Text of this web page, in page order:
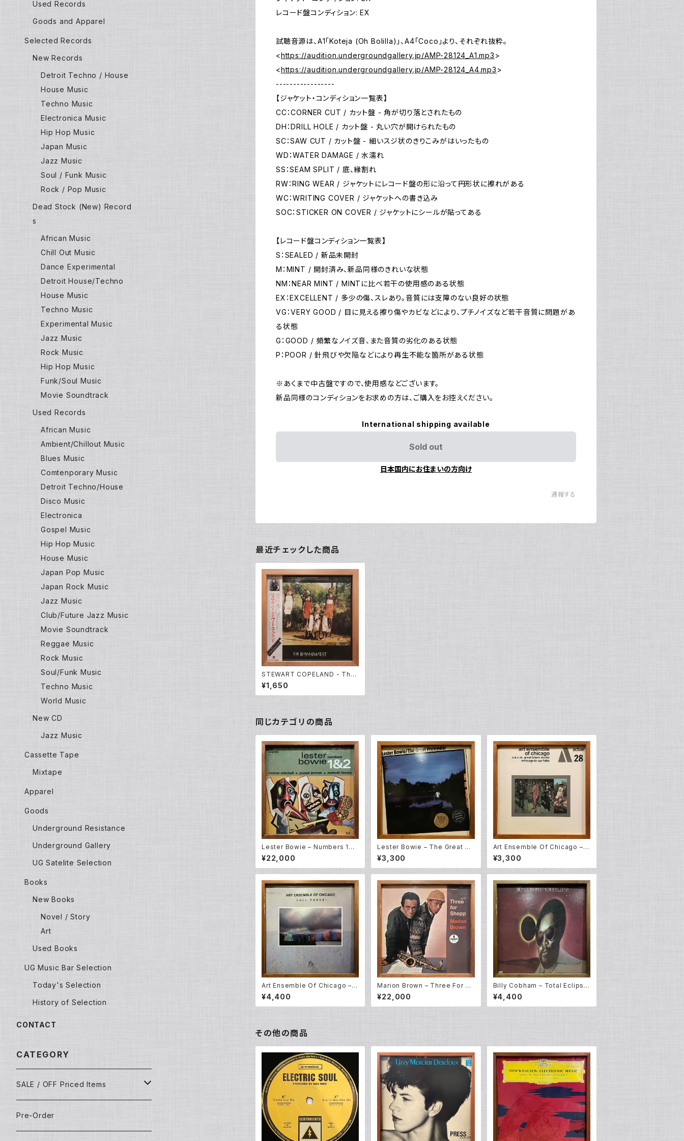
レコード盤コンディション: EX
試聴音源は、A1「Koteja (Oh Bolilla)」、A4「Coco」より、それぞれ抜粋。
<https://audition.undergroundgallery.jp/AMP-28124_A1.mp3 >
<https://audition.undergroundgallery.jp/AMP-28124_A4.mp3 >
-----------------
【ジャケット・コンディション一覧表】
CC：CORNER CUT / カット盤 - 角が切り落とされたもの
DH：DRILL HOLE / カット盤 - 丸い穴が開けられたもの
SC：SAW CUT / カット盤 - 細いスジ状のきりこみがはいったもの
WD：WATER DAMAGE / 水濡れ
SS：SEAM SPLIT / 底、縁割れ
RW：RING WEAR / ジャケットにレコード盤の形に沿って円形状に擦れがある
WC：WRITING COVER / ジャケットへの書き込み
SOC：STICKER ON COVER / ジャケットにシールが貼ってある
【レコード盤コンディション一覧表】
S：SEALED / 新品未開封
M：MINT / 開封済み、新品同様のきれいな状態
NM：NEAR MINT / MINTに比べ若干の使用感のある状態
EX：EXCELLENT / 多少の傷、スレあり。音質には支障のない良好の状態
VG：VERY GOOD / 目に見える擦り傷やカビなどにより、プチノイズなど若干音質に問題があ
る状態
G：GOOD / 頻繁なノイズ音、また音質の劣化のある状態
P：POOR / 針飛びや欠陥などにより再生不能な箇所がある状態
※あくまで中古盤ですので、使用感などございます。
新品同様のコンディションをお求めの方は、ご購入をお控えください。
International shipping available
Sold out
日本国内にお住まいの方向け
通報する
最近チェックした商品
STEWART COPELAND - The
Rhythmatist (LP)
¥1,650
同じカテゴリの商品
Lester Bowie – Numbers 1&2
(LP)
¥22,000
Lester Bowie – The Great Pr
etender (LP)
¥3,300
Art Ensemble Of Chicago –
Message To Our Folks (LP)
¥3,300
Art Ensemble Of Chicago – F
ull Force (LP)
¥4,400
Marion Brown – Three For Sh
epp (LP)
¥22,000
Billy Cobham – Total Eclipse
(LP)
¥4,400
その他の商品
Used Records
Goods and Apparel
Selected Records
New Records
Detroit Techno / House
House Music
Techno Music
Electronica Music
Hip Hop Music
Japan Music
Jazz Music
Soul / Funk Music
Rock / Pop Music
Dead Stock (New) Record
s
African Music
Chill Out Music
Dance Experimental
Detroit House/Techno
House Music
Techno Music
Experimental Music
Jazz Music
Rock Music
Hip Hop Music
Funk/Soul Music
Movie Soundtrack
Used Records
African Music
Ambient/Chillout Music
Blues Music
Comtenporary Music
Detroit Techno/House
Disco Music
Electronica
Gospel Music
Hip Hop Music
House Music
Japan Pop Music
Japan Rock Music
Jazz Music
Club/Future Jazz Music
Movie Soundtrack
Reggae Music
Rock Music
Soul/Funk Music
Techno Music
World Music
New CD
Jazz Music
Cassette Tape
Mixtape
Apparel
Goods
Underground Resistance
Underground Gallery
UG Satelite Selection
Books
New Books
Novel / Story
Art
Used Books
UG Music Bar Selection
Today's Selection
History of Selection
CONTACT
CATEGORY
SALE / OFF Priced Items
Dead Stocks
Pre-Order